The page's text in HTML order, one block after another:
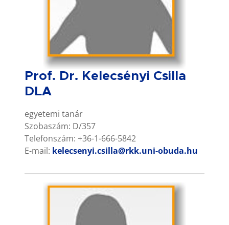
Prof. Dr. Kelecsényi Csilla
DLA
egyetemi tanár
Szobaszám: D/357
Telefonszám: +36-1-666-5842
E-mail: kelecsenyi.csilla@rkk.uni-obuda.hu